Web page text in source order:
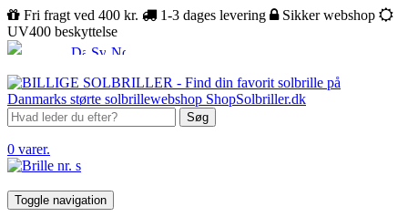
Fri fragt ved 400 kr. 1-3 dages levering
Sikker webshop
UV400 beskyttelse
Søg
0 varer.
Toggle navigation